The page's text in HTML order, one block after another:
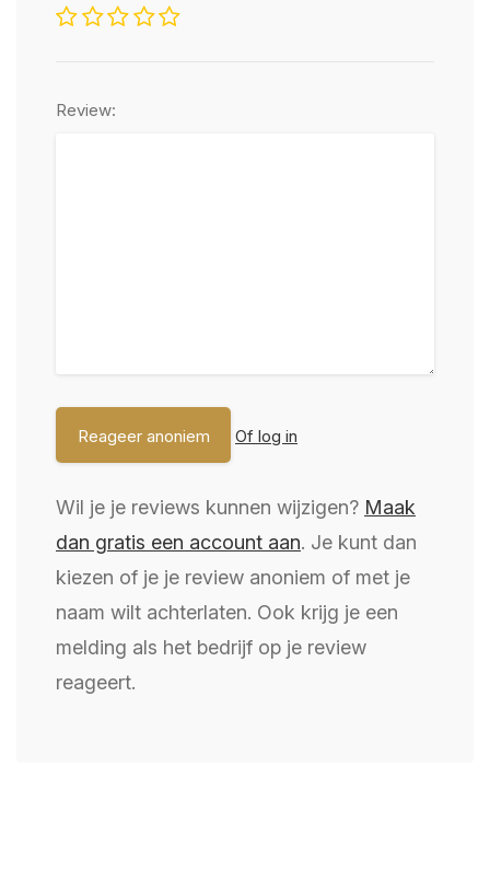
Review:
Of log in
Wil je je reviews kunnen wijzigen? Maak
dan gratis een account aan. Je kunt dan
kiezen of je je review anoniem of met je
naam wilt achterlaten. Ook krijg je een
melding als het bedrijf op je review
reageert.